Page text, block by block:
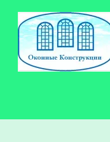
содержимому